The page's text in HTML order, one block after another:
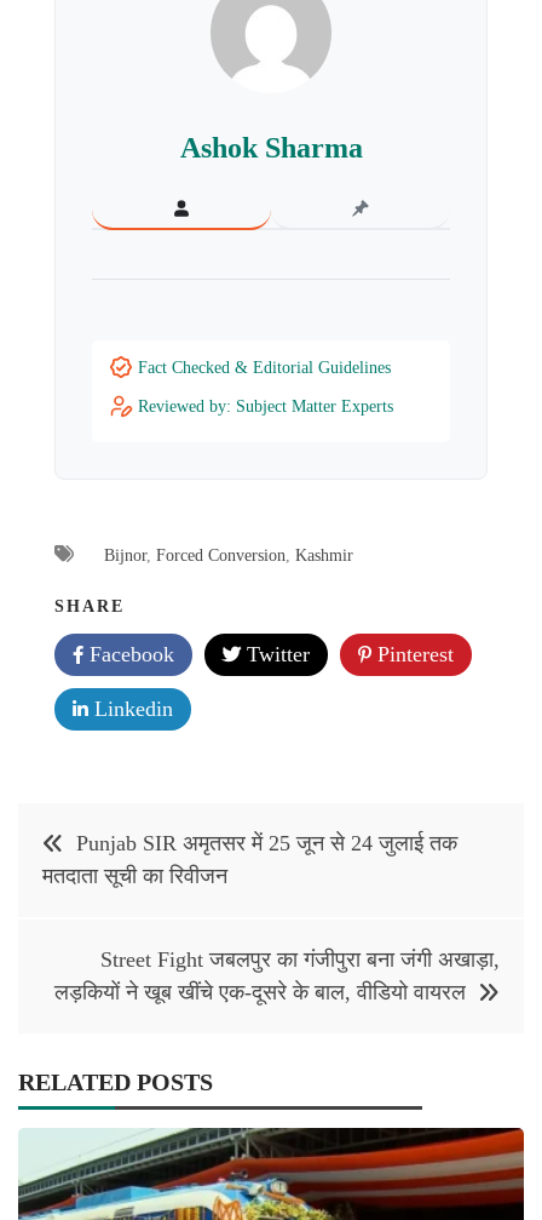
Ashok Sharma
Fact Checked & Editorial Guidelines
Reviewed by: Subject Matter Experts
Bijnor, Forced Conversion, Kashmir
SHARE
Facebook Twitter Pinterest
Linkedin
Post
navigation
Punjab SIR अमृतसर में 25 जून से 24 जुलाई तक
मतदाता सूची का रिवीजन
Street Fight जबलपुर का गंजीपुरा बना जंगी अखाड़ा,
लड़कियों ने खूब खींचे एक-दूसरे के बाल, वीडियो वायरल
RELATED POSTS